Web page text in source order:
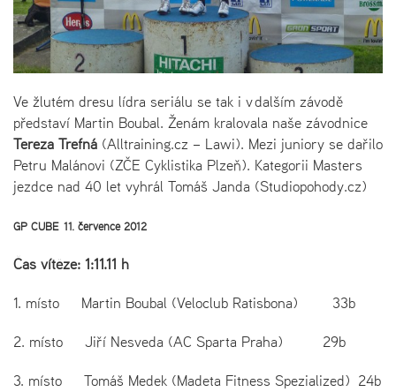
Ve žlutém dresu lídra seriálu se tak i v dalším závodě
představí Martin Boubal. Ženám kralovala naše závodnice
Tereza Trefná (Alltraining.cz – Lawi). Mezi juniory se dařilo
Petru Malánovi (ZČE Cyklistika Plzeň). Kategorii Masters
jezdce nad 40 let vyhrál Tomáš Janda (Studiopohody.cz)
GP CUBE 11. července 2012
Čas vítěze: 1:11.11 h
1. místo Martin Boubal (Veloclub Ratisbona) 33b
2. místo Jiří Nesveda (AC Sparta Praha) 29b
3. místo Tomáš Medek (Madeta Fitness Spezialized) 24b